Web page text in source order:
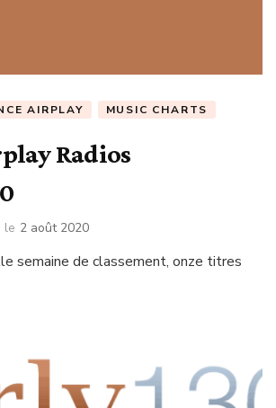
AIRPLAY MUSIC CHARTS
Radios
le 2 août 2020
semaine de classement, onze titres